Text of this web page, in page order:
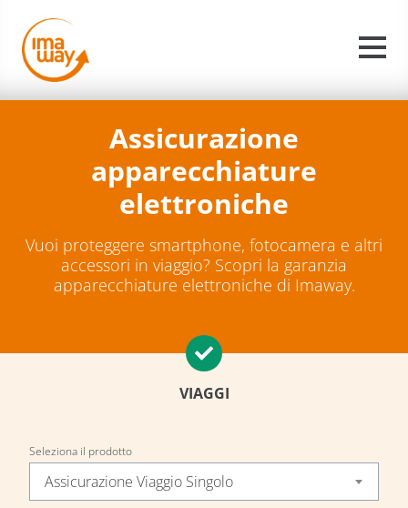
Assicurazione
apparecchiature
elettroniche
Vuoi proteggere smartphone, fotocamera e altri
accessori in viaggio? Scopri la garanzia
apparecchiature elettroniche di Imaway.
VIAGGI
Seleziona il prodotto
Assicurazione Viaggio Singolo